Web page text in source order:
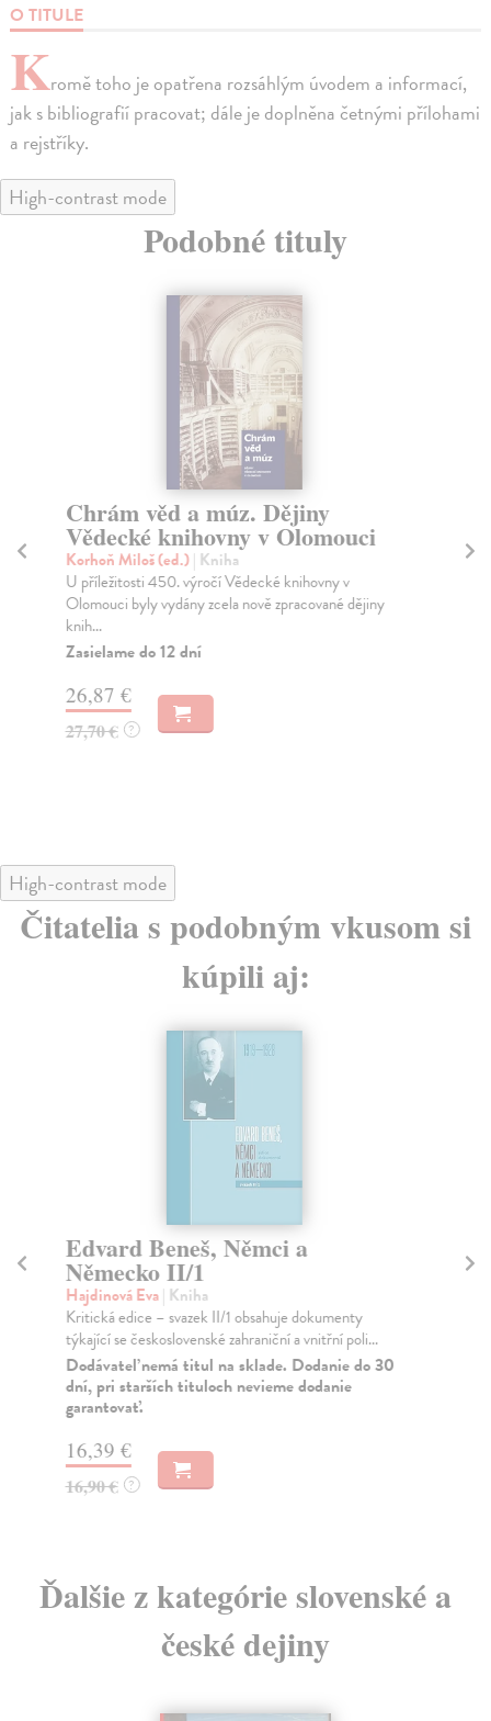
O TITULE
Kromě toho je opatřena rozsáhlým úvodem a informací,
jak s bibliografií pracovat; dále je doplněna četnými přílohami
a rejstříky.
High-contrast mode
Podobné tituly
Chrám věd a múz. Dějiny
Vědecké knihovny v Olomouci
Korhoň Miloš (ed.)| Kniha
U příležitosti 450. výročí Vědecké knihovny v
Olomouci byly vydány zcela nově zpracované dějiny
knih...
Zasielame do 12 dní
26,87 €
27,70 € ?
High-contrast mode
Čitatelia s podobným vkusom si
kúpili aj:
Edvard Beneš, Němci a
Německo II/1
Hajdinová Eva| Kniha
Kritická edice – svazek II/1 obsahuje dokumenty
týkající se československé zahraniční a vnitřní poli...
Dodávateľ nemá titul na sklade. Dodanie do 30
dní, pri starších tituloch nevieme dodanie
garantovať.
16,39 €
16,90 € ?
Ďalšie z kategórie slovenské a
české dejiny